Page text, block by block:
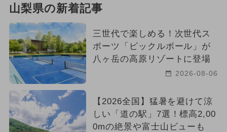
山梨県の新着記事
三世代で楽しめる！次世代ス
ポーツ「ピックルボール」が
八ヶ岳の高原リゾートに登場
2026-08-06
【2026全国】猛暑を避けて涼
しい「道の駅」7選！標高2,00
0mの絶景や富士山ビューも